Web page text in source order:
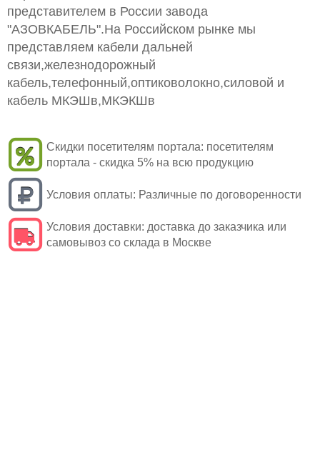
представителем в России завода
"АЗОВКАБЕЛЬ".На Российском рынке мы
представляем кабели дальней
связи,железнодорожный
кабель,телефонный,оптиковолокно,силовой и
кабель МКЭШв,МКЭКШв
Скидки посетителям портала: посетителям
портала - скидка 5% на всю продукцию
Условия оплаты: Различные по договоренности
Условия доставки: доставка до заказчика или
самовывоз со склада в Москве